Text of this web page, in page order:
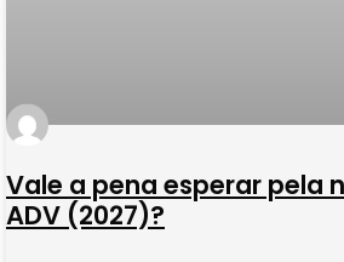
Vale a pena esperar pela
ADV (2027)?